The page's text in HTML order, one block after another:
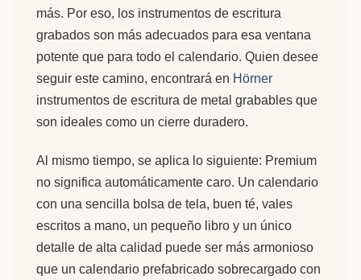
más. Por eso, los instrumentos de escritura
grabados son más adecuados para esa ventana
potente que para todo el calendario. Quien desee
seguir este camino, encontrará en Hörner
instrumentos de escritura de metal grabables que
son ideales como un cierre duradero.
Al mismo tiempo, se aplica lo siguiente: Premium
no significa automáticamente caro. Un calendario
con una sencilla bolsa de tela, buen té, vales
escritos a mano, un pequeño libro y un único
detalle de alta calidad puede ser más armonioso
que un calendario prefabricado sobrecargado con